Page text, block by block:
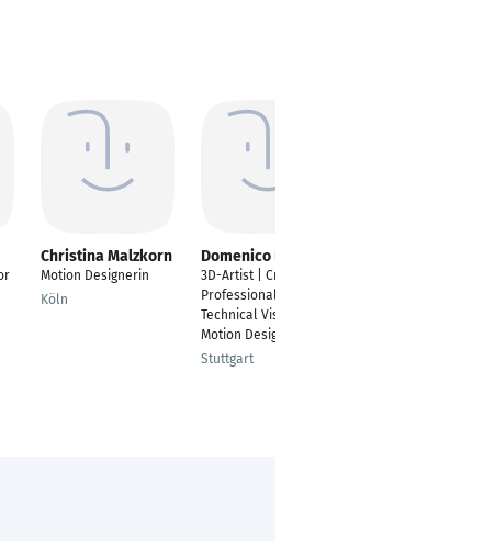
Christina Malzkorn
Motion Designerin
Köln
Domenico Elmo
3D-Artist | Creative
Professional |
Technical Visualizer |
Motion Designer
Stuttgart